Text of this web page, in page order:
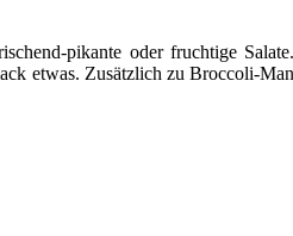
pikante oder fruchtige
etwas. Zusätzlich zu Broccoli-